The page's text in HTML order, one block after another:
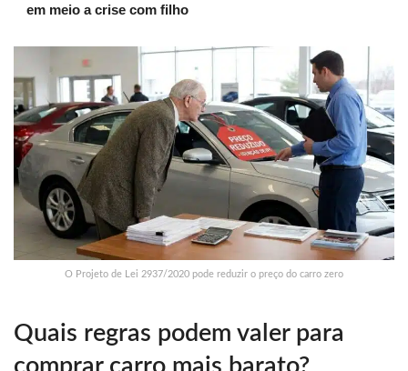
em meio a crise com filho
O Projeto de Lei 2937/2020 pode reduzir o preço do carro zero
Quais regras podem valer para
comprar carro mais barato?